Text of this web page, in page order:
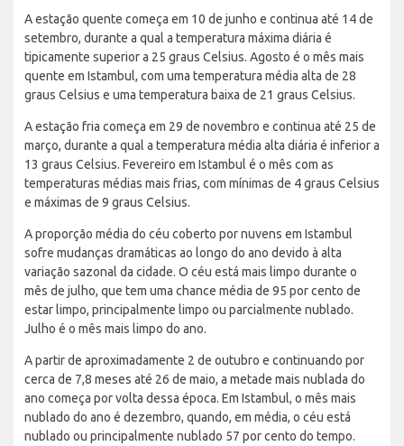
A estação quente começa em 10 de junho e continua até 14 de
setembro, durante a qual a temperatura máxima diária é
tipicamente superior a 25 graus Celsius. Agosto é o mês mais
quente em Istambul, com uma temperatura média alta de 28
graus Celsius e uma temperatura baixa de 21 graus Celsius.
A estação fria começa em 29 de novembro e continua até 25 de
março, durante a qual a temperatura média alta diária é inferior a
13 graus Celsius. Fevereiro em Istambul é o mês com as
temperaturas médias mais frias, com mínimas de 4 graus Celsius
e máximas de 9 graus Celsius.
A proporção média do céu coberto por nuvens em Istambul
sofre mudanças dramáticas ao longo do ano devido à alta
variação sazonal da cidade. O céu está mais limpo durante o
mês de julho, que tem uma chance média de 95 por cento de
estar limpo, principalmente limpo ou parcialmente nublado.
Julho é o mês mais limpo do ano.
A partir de aproximadamente 2 de outubro e continuando por
cerca de 7,8 meses até 26 de maio, a metade mais nublada do
ano começa por volta dessa época. Em Istambul, o mês mais
nublado do ano é dezembro, quando, em média, o céu está
nublado ou principalmente nublado 57 por cento do tempo.